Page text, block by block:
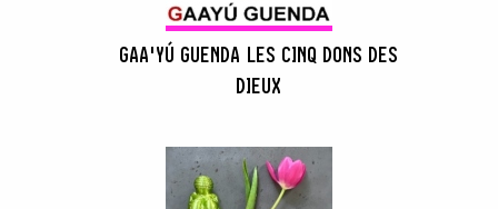
GAA'YÚ GUENDA LES CINQ DONS DES
DIEUX